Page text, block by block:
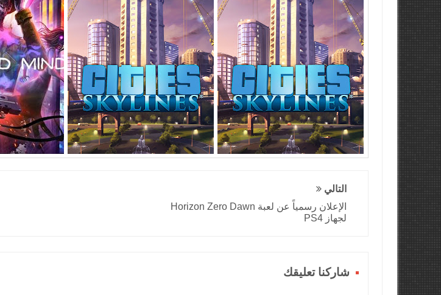
التالي
الإعلان رسمياً عن لعبة Horizon Zero Dawn
لجهاز PS4
شاركنا تعليقك